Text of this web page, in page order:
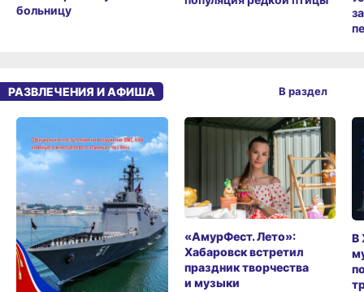
больницу
РАЗВЛЕЧЕНИЯ И АФИША
«АмурФест. Лето»:
Хабаровск встретил
праздник творчества
и музыки
В
В раздел